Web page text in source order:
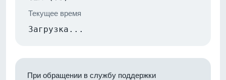
Текущее время
Загрузка...
При обращении в службу поддержки